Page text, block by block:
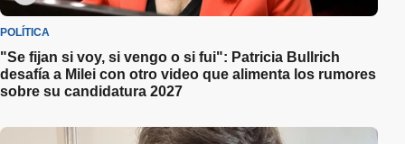
POLÍTICA
"Se fijan si voy, si vengo o si fui": Patricia Bullrich
desafía a Milei con otro video que alimenta los rumores
sobre su candidatura 2027